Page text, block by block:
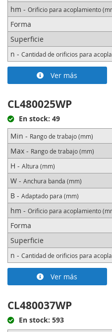
hm - Orificio para acoplamiento
Forma
Superficie
n - Cantidad de orificios para
Ver más
CL480025WP
En stock: 49
Min - Rango de trabajo (mm)
Max - Rango de trabajo (mm)
H - Altura (mm)
W - Anchura banda (mm)
B - Adaptado para (mm)
hm - Orificio para acoplamiento
Forma
Superficie
n - Cantidad de orificios para
Ver más
CL480037WP
En stock: 593